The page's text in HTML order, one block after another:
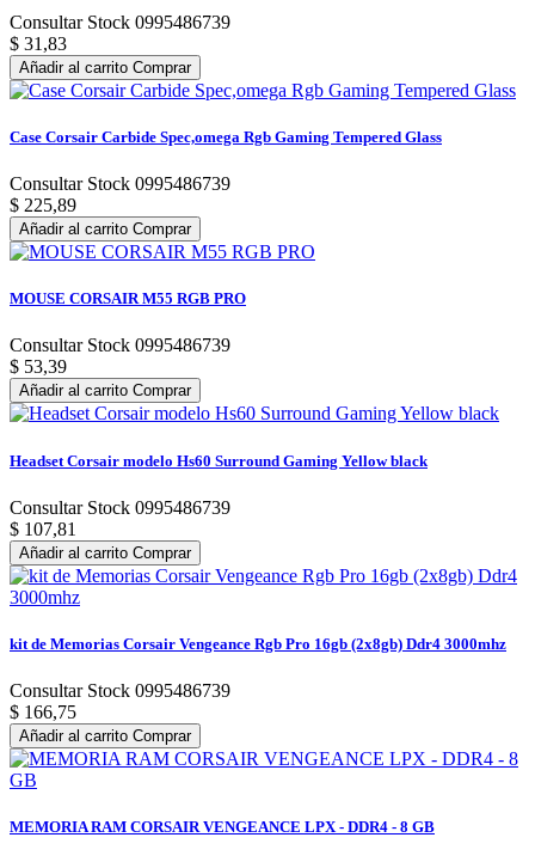
Consultar Stock 0995486739
$ 31,83
Añadir al carrito Comprar
Case Corsair Carbide Spec,omega Rgb Gaming Tempered Glass
Consultar Stock 0995486739
$ 225,89
Añadir al carrito Comprar
MOUSE CORSAIR M55 RGB PRO
Consultar Stock 0995486739
$ 53,39
Añadir al carrito Comprar
Headset Corsair modelo Hs60 Surround Gaming Yellow black
Consultar Stock 0995486739
$ 107,81
Añadir al carrito Comprar
kit de Memorias Corsair Vengeance Rgb Pro 16gb (2x8gb) Ddr4 3000mhz
Consultar Stock 0995486739
$ 166,75
Añadir al carrito Comprar
MEMORIA RAM CORSAIR VENGEANCE LPX - DDR4 - 8 GB